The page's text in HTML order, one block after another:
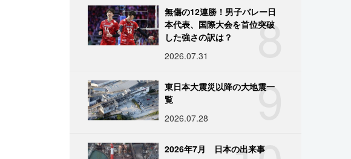
8
無傷の12連勝！男子バレー日
本代表、国際大会を首位突破
した強さの訳は？
2026.07.31
9
東日本大震災以降の大地震一
覧
2026.07.28
2026年7月 日本の出来事